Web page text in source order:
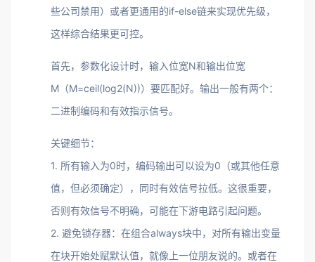
些公司禁用）或者更通用的if-else链来实现优先级，
这样综合结果更可控。
首先，参数化设计时，输入位宽N和输出位宽
M（M=ceil(log2(N))）要匹配好。输出一般有两个：
二进制编码和有效指示信号。
关键细节：
1. 所有输入为0时，编码输出可以设为0（或其他任意
值，但必须确定），同时有效信号拉低。这很重要，
否则有效信号不明确，可能在下游电路引起问题。
2. 避免锁存器：在组合always块中，对所有输出变量
在块开始处赋默认值，就像上一位朋友说的。或者在